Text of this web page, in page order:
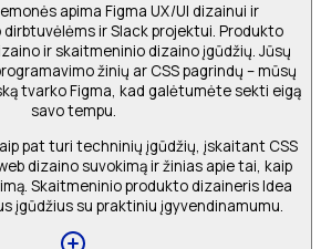
apima Figma UX/UI dizainui ir
ir Slack projektui. Produkto
ir skaitmeninio dizaino įgūdžių. Jūsų
žinių ar CSS pagrindų – mūsų
tvarko Figma, kad galėtumėte sekti eigą
savo tempu.
pat turi techninių įgūdžių, įskaitant CSS
dizaino suvokimą ir žinias apie tai, kaip
Skaitmeninio produkto dizaineris Idea
įgūdžius su praktiniu įgyvendinamumu.